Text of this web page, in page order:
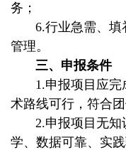
务；
6.行业急需、填
管理。
三、申报条件
1.申报项目应完
术路线可行，符合
2.申报项目无知
学、数据可靠、实践